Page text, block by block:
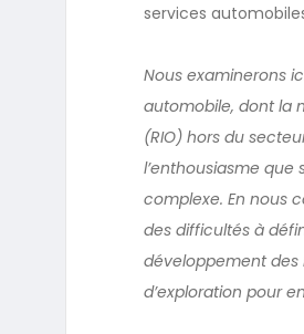
services
Nous examinerons
automobile, dont la
(RIO) hors du
l’enthousiasme
complexe. En nous
des difficultés à
développement des
d’exploration pour